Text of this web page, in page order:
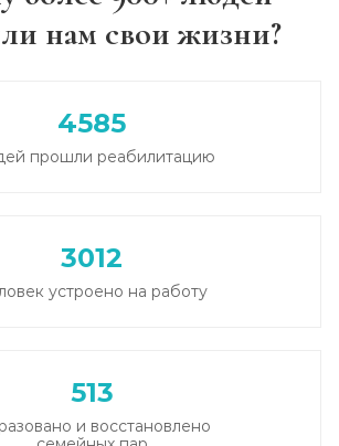
от героина
нам свои жизни?
4585
прошли реабилитацию
3012
устроено на работу
513
и восстановлено